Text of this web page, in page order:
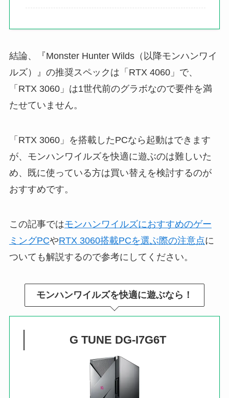
結論、『Monster Hunter Wilds（以降モンハンワイ
ルズ）』の推奨スペックは「RTX 4060」で、
「RTX 3060」は1世代前のグラボなので要件を満
たせていません。
「RTX 3060」を搭載したPCなら起動はできます
が、モンハンワイルズを快適に遊ぶのは難しいた
め、既に使っている方は買い替えを検討するのが
おすすめです。
この記事ではモンハンワイルズにおすすめのゲー
ミングPCやRTX 3060搭載PCを選ぶ際の注意点に
ついても解説するので参考にしてください。
モンハンワイルズを快適に遊ぶなら！
G TUNE DG-I7G6T